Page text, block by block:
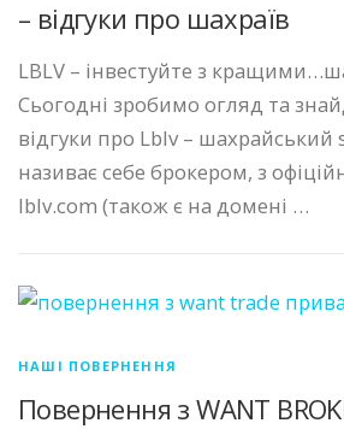
– відгуки про шахраїв
LBLV – інвестуйте з
Сьогодні зробимо огляд та
відгуки про Lblv – шахрайський
називає себе брокером, з
lblv.com (також є на домені …
НАШІ ПОВЕРНЕННЯ
Повернення з WANT